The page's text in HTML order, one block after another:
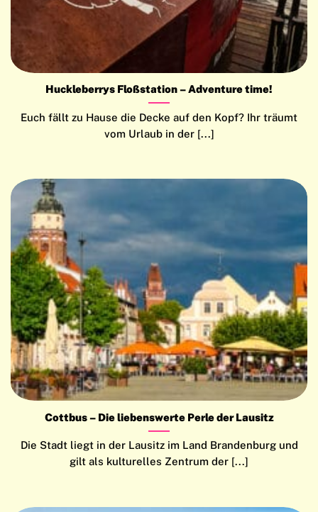
Huckleberrys Floßstation – Adventure time!
Euch fällt zu Hause die Decke auf den Kopf? Ihr träumt
vom Urlaub in der [...]
Cottbus – Die liebenswerte Perle der Lausitz
Die Stadt liegt in der Lausitz im Land Brandenburg und
gilt als kulturelles Zentrum der [...]